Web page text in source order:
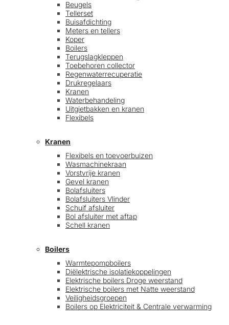
Beugels
Tellerset
Buisafdichting
Meters en tellers
Koper
Boilers
Terugslagkleppen
Toebehoren collector
Regenwaterrecuperatie
Drukregelaars
Kranen
Waterbehandeling
Uitgietbakken en kranen
Flexibels
Kranen
Flexibels en toevoerbuizen
Wasmachinekraan
Vorstvrije kranen
Gevel kranen
Bolafsluiters
Bolafsluiters Vlinder
Schuif afsluiter
Bol afsluiter met aftap
Schell kranen
Boilers
Warmtepompboilers
Diëlektrische isolatiekoppelingen
Elektrische boilers Droge weerstand
Elektrische boilers met Natte weerstand
Veiligheidsgroepen
Boilers op Elektriciteit & Centrale verwarming